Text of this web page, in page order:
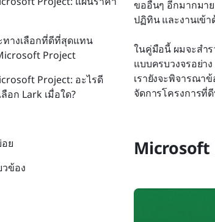
ขออื่นๆ อีกมากมา
ปฏิทิน และงานเข้า
ในคู่มือนี้ ผมจะสำ
แบบครบวงจรอย่า
เรายังจะพิจารณา
จัดการโครงการที่
Microsoft
ทางเลือกที่ดีที่สุดแทน
Project
Project: อะไรดี
อก Lark เมื่อใด?
ย
ข้อง